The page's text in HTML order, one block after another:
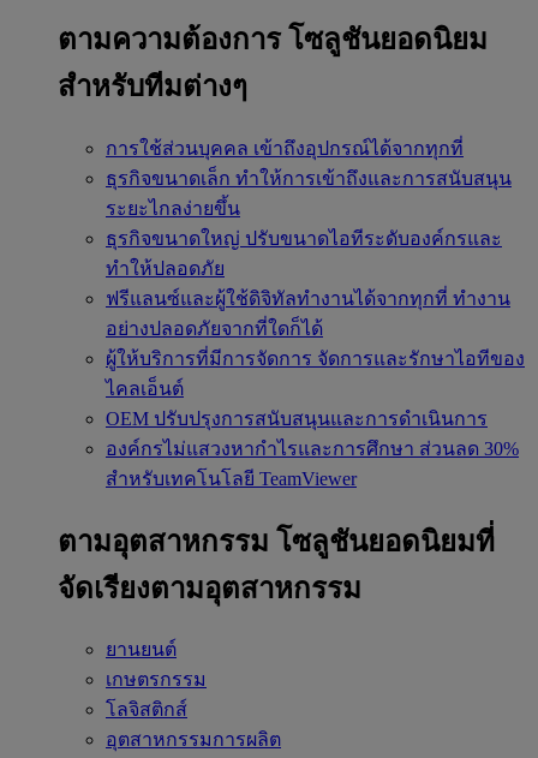
ตามความต้องการ โซลูชันยอดนิยม
สำหรับทีมต่างๆ
การใช้ส่วนบุคคล เข้าถึงอุปกรณ์ได้จากทุกที่
ธุรกิจขนาดเล็ก ทำให้การเข้าถึงและการสนับสนุน
ระยะไกลง่ายขึ้น
ธุรกิจขนาดใหญ่ ปรับขนาดไอทีระดับองค์กรและ
ทำให้ปลอดภัย
ฟรีแลนซ์และผู้ใช้ดิจิทัลทำงานได้จากทุกที่ ทำงาน
อย่างปลอดภัยจากที่ใดก็ได้
ผู้ให้บริการที่มีการจัดการ จัดการและรักษาไอทีของ
ไคลเอ็นต์
OEM ปรับปรุงการสนับสนุนและการดำเนินการ
องค์กรไม่แสวงหากำไรและการศึกษา ส่วนลด 30%
สำหรับเทคโนโลยี TeamViewer
ตามอุตสาหกรรม โซลูชันยอดนิยมที่
จัดเรียงตามอุตสาหกรรม
ยานยนต์
เกษตรกรรม
โลจิสติกส์
อุตสาหกรรมการผลิต